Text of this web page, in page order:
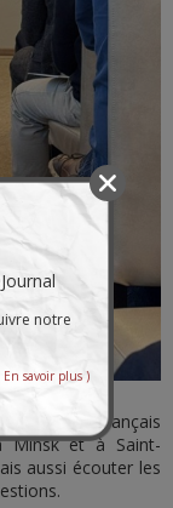
avec les Français
Minsk et à Saint-
aussi écouter les
notre
En savoir plus )